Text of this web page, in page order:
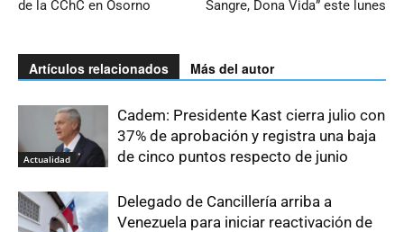
de la CChC en Osorno Sangre, Dona Vida” este lunes
Artículos relacionados Más del autor
Actualidad
Cadem: Presidente Kast cierra julio con
37% de aprobación y registra una baja
de cinco puntos respecto de junio
Delegado de Cancillería arriba a
Venezuela para iniciar reactivación de